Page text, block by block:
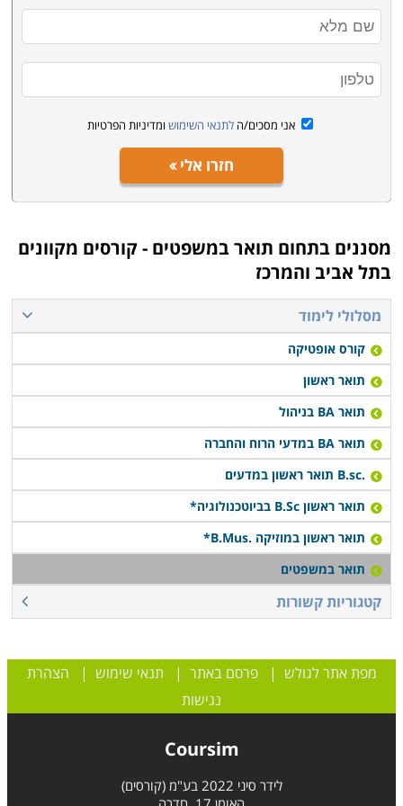
תנאי קבלה:
בשל הביקוש הרב ללימודי תואר במשפטים תנאי הקבלה
גבוהים בהתאם. מכללות רבות מבקשות ממוצע בגרות
באוניברסיטה ולשלבו עם חוג אחר, יתבקשו לעמוד בתנאי
הקבלה של שני החוגים, כלומר בתנאי הקבלה של החוג
הגבוה מבין השניים. במקרים חריגים תיתכן קבלה גם של
אני מסכים/ה לתנאי השימוש ומדיניות הפרטיות
חזרו אלי
מסננים בתחום תואר במשפטים - קורסים מקוונים
בתל אביב והמרכז
מסלולי לימוד
קורס אופטיקה
תואר ראשון
תואר BA בניהול
תואר BA במדעי הרוח והחברה
.B.sc תואר ראשון במדעים
תואר ראשון B.Sc בביוטכנולוגיה*
תואר ראשון במוזיקה .B.Mus*
תואר במשפטים
קטגוריות קשורות
מפת אתר לגולש |פרסם באתר | תנאי שימוש | הצהרת
נגישות
Coursim
לידר סיני 2022 בע"מ (קורסים)